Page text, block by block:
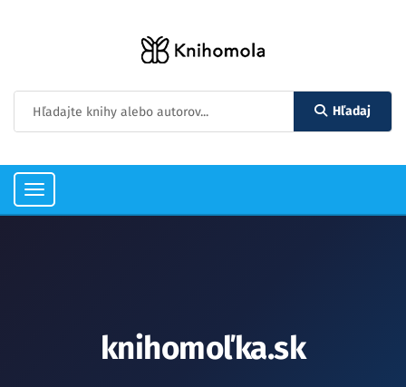
Hľadaj
Toggle
knihomoľka.sk